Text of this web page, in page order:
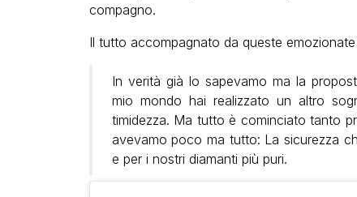
compagno.
Il tutto accompagnato da queste
In verità già lo sapevamo ma la
mio mondo hai realizzato un altro
timidezza. Ma tutto è cominciato tanto
avevamo poco ma tutto: La sicurezza
e per i nostri diamanti più puri.